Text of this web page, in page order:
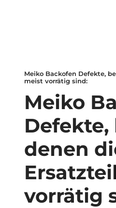
Meiko Backofen Defekte,
meist vorrätig sind:
Meiko
Defekte,
denen
vorrätig